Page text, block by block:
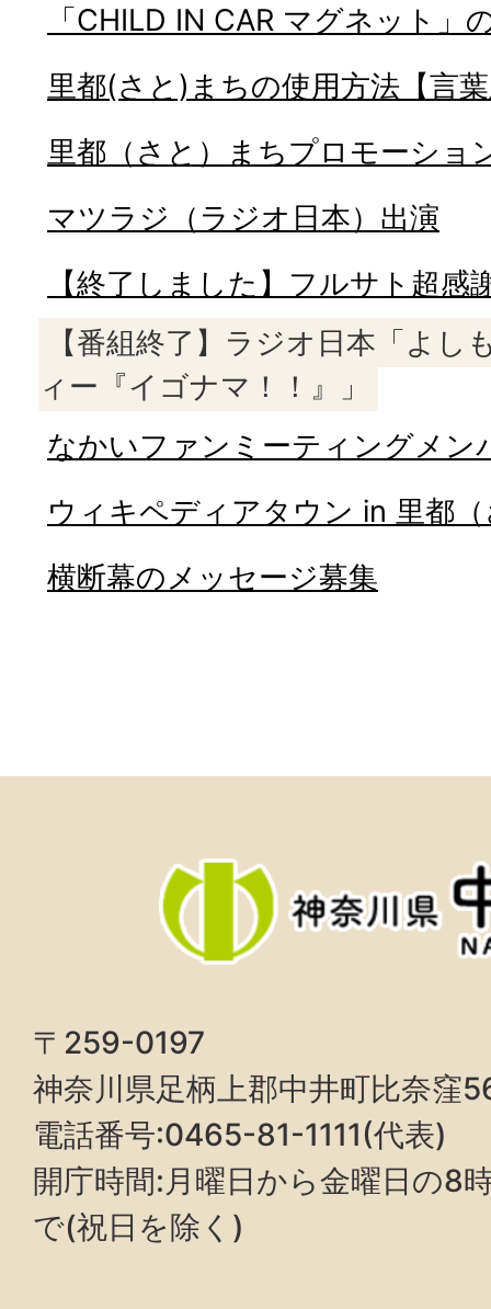
「CHILD IN CAR マグネット」
里都(さと)まちの使用方法【言
里都（さと）まちプロモーショ
マツラジ（ラジオ日本）出演
【終了しました】フルサト超感
【番組終了】ラジオ日本「よし
ィー『イゴナマ！！』」
なかいファンミーティングメン
ウィキペディアタウン in 里都
横断幕のメッセージ募集
〒259-0197
神奈川県足柄上郡中井町比奈窪
電話番号:0465-81-1111(代表)
開庁時間:月曜日から金曜日の8
で(祝日を除く)